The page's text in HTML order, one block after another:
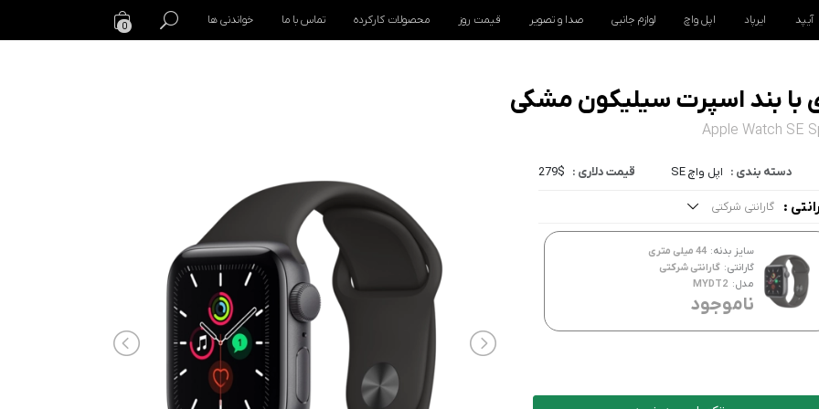
آیپد ایرپاد اپل واچ لوازم جانبی صدا و تصویر قیمت روز محصولات کارکرده تماس با ما خواندنی ها 0
Apple Watch SE
دسته بندی : اپل واچ SE قیمت دلاری : 279$
: گارانتی شرکتی
موارد
گارانتی شرکتی
سایز بدنه: 44 میلی متری
گارانتی: گارانتی شرکتی
مدل: MYDT2
ناموجود